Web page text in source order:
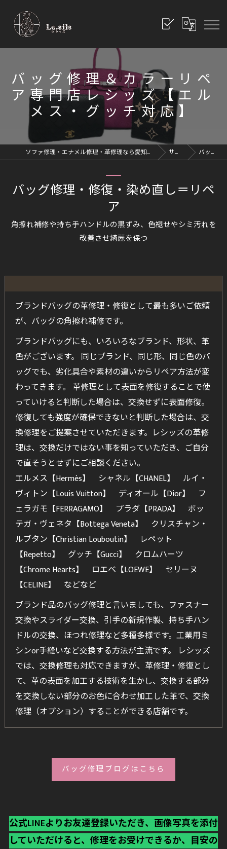
バッグ修理＆カラーリペ
ア専門店レシッズ【エル
メス・グッチ対応】
ソファ修理・エナメル修理・革修理なら愛知県豊川市のレシッズへ｜全国対応 サービス バッグ修理
角擦れ補修や持ち手ハンドルの黒ずみ、色褪せやシミ汚れを
改善させ綺麗を保つ
バッグ修理・修復・染め直し＝リペ
ア
ブランドバッグの革修理・修復として最も多いご依頼
が、バッグの角擦れ補修です。
ブランドバッグにも、いろいろなブランド、形状、革
色がございます。 同じブランド、同じ形、同じ色のバ
ッグでも、劣化具合や素材の違いからリペア方法が変
わってきます。 革修理として表面を修復することで使
っていけると判断した場合は、交換せずに表面修復。
修復しても強度が確保できないと判断した場合は、交
換修理をご提案させていただきます。レシッズの革修
理は、交換だけではない事を知っていただき、ご自分
で直そうとせずにご相談ください。
エルメス【Hermès】 シャネル【CHANEL】 ルイ・
ヴィトン【Louis Vuitton】 ディオール【Dior】 フ
ェラガモ【FERRAGAMO】 プラダ【PRADA】 ボッ
テガ・ヴェネタ【Bottega Veneta】 クリスチャン・
ルブタン【Christian Louboutin】 レペット
【Repetto】 グッチ【Gucci】 クロムハーツ
【Chrome Hearts】 ロエベ【LOEWE】 セリーヌ
【CELINE】 などなど
ブランド品のバッグ修理と言いましても、ファスナー
交換やスライダー交換、引手の新規作製、持ち手ハン
ドルの交換、ほつれ修理など多種多様です。工業用ミ
シンor手縫いなど交換する方法が主流です。 レシッズ
では、交換修理も対応できますが、革修理・修復とし
て、革の表面を加工する技術を生かし、交換する部分
を交換しない部分のお色に合わせ加工した革で、交換
修理（オプション）することができる店舗です。
バッグ修理ブログはこちら
公式LINEよりお友達登録いただき、画像写真を添付
していただけると、修理をお受けできるか、目安の